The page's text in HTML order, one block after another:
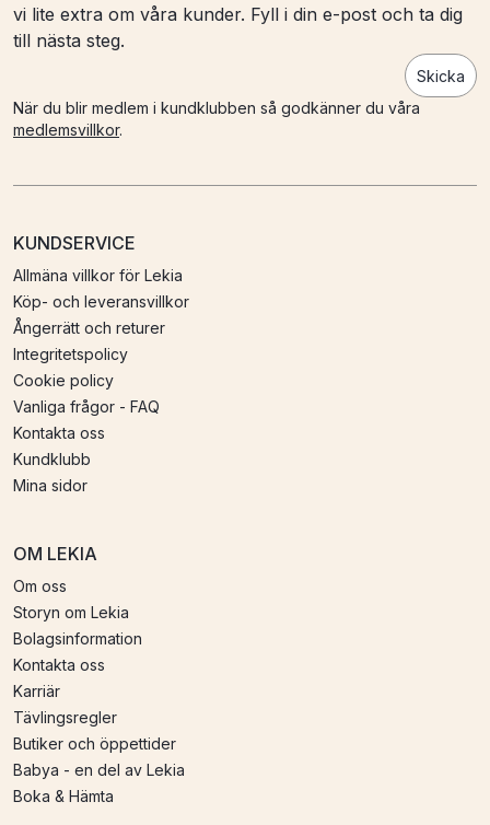
vi lite extra om våra kunder. Fyll i din e-post och ta dig
till nästa steg.
Skicka
När du blir medlem i kundklubben så godkänner du våra
medlemsvillkor.
KUNDSERVICE
Allmäna villkor för Lekia
Köp- och leveransvillkor
Ångerrätt och returer
Integritetspolicy
Cookie policy
Vanliga frågor - FAQ
Kontakta oss
Kundklubb
Mina sidor
OM LEKIA
Om oss
Storyn om Lekia
Bolagsinformation
Kontakta oss
Karriär
Tävlingsregler
Butiker och öppettider
Babya - en del av Lekia
Boka & Hämta